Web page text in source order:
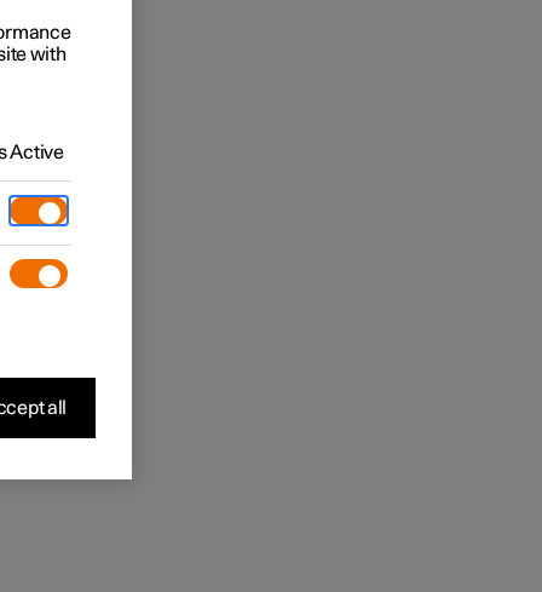
with
Active
all